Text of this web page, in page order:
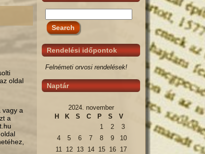
oldal
vagy a
a
Rendelési időpontok
Felnémeti orvosi rendelések!
Naptár
2024. november
H
K S C P S V
1 2
3
4
5 6 7 8 9
10
11
12 13 14 15 16
17